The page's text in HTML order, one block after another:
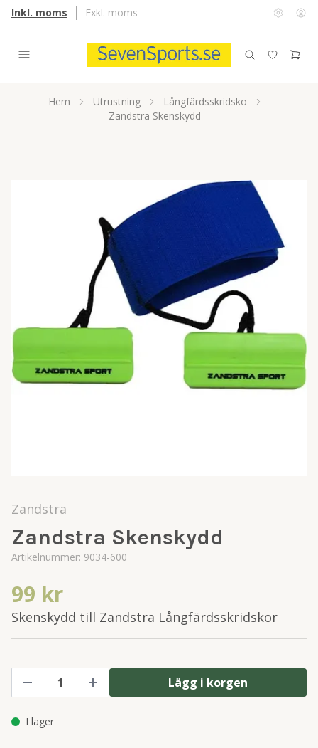
Inkl. moms Exkl. moms
Hem Utrustning
Långfärdsskridsko
Zandstra Skenskydd
Zandstra
Zandstra Skenskydd
Artikelnummer: 9034-600
99 kr
Skenskydd till Zandstra Långfärdsskridskor
Lägg i korgen
I lager